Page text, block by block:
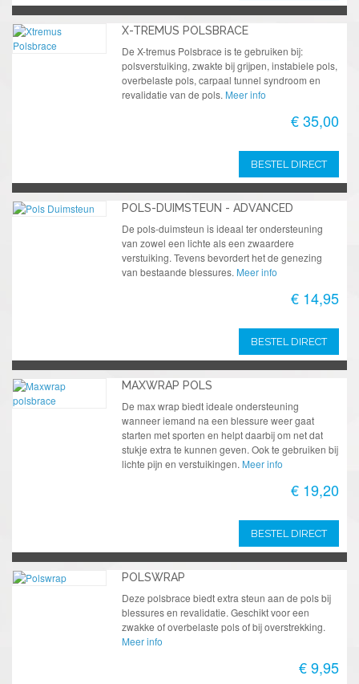
X-TREMUS POLSBRACE
De X-tremus Polsbrace is te gebruiken bij:
polsverstuiking, zwakte bij grijpen, instabiele pols,
overbelaste pols, carpaal tunnel syndroom en
revalidatie van de pols. Meer info
€ 35,00
BESTEL DIRECT
POLS-DUIMSTEUN - ADVANCED
De pols-duimsteun is ideaal ter ondersteuning
van zowel een lichte als een zwaardere
verstuiking. Tevens bevordert het de genezing
van bestaande blessures. Meer info
€ 14,95
BESTEL DIRECT
MAXWRAP POLS
De max wrap biedt ideale ondersteuning
wanneer iemand na een blessure weer gaat
starten met sporten en helpt daarbij om net dat
stukje extra te kunnen geven. Ook te gebruiken bij
lichte pijn en verstuikingen. Meer info
€ 19,20
BESTEL DIRECT
POLSWRAP
Deze polsbrace biedt extra steun aan de pols bij
blessures en revalidatie. Geschikt voor een
zwakke of overbelaste pols of bij overstrekking.
Meer info
€ 9,95